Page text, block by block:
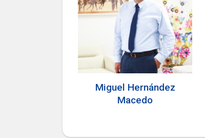
Miguel Hernández
Macedo